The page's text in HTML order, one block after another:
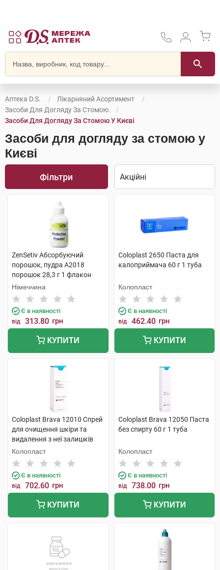
Аптека D.S.
Лікарняний Асортимент
Засоби Для Догляду За Стомою
Засоби Для Догляду За Стомою У Києві
Засоби для догляду за стомою у
Києві
Фільтри
ZenSetiv Абсорбуючий
порошок, пудра A2018
порошок 28,3 г 1 флакон
Німеччина
Є в наявності
від 313.80 грн
КУПИТИ
Coloplast 2650 Паста для
калоприймача 60 г 1 туба
Колопласт
Є в наявності
від 462.40 грн
КУПИТИ
Coloplast Brava 12010 Cпрей
для очищення шкіри та
видалення з неї залишків
адгезиву спрей 50 мл 1
флакон
Колопласт
Є в наявності
від 702.60 грн
КУПИТИ
Coloplast Brava 12050 Паста
без спирту 60 г 1 туба
Колопласт
Є в наявності
від 738.00 грн
КУПИТИ